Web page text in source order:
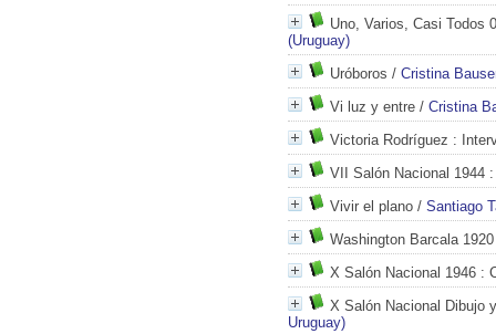
Uno, Varios, Casi Todos
(Uruguay)
Uróboros / Cristina
Vi luz y entre / Cristina
Victoria Rodríguez :
VII Salón Nacional 1944
Vivir el plano / Santiago
Washington Barcala
X Salón Nacional 1946 :
X Salón Nacional Dibujo
Uruguay)